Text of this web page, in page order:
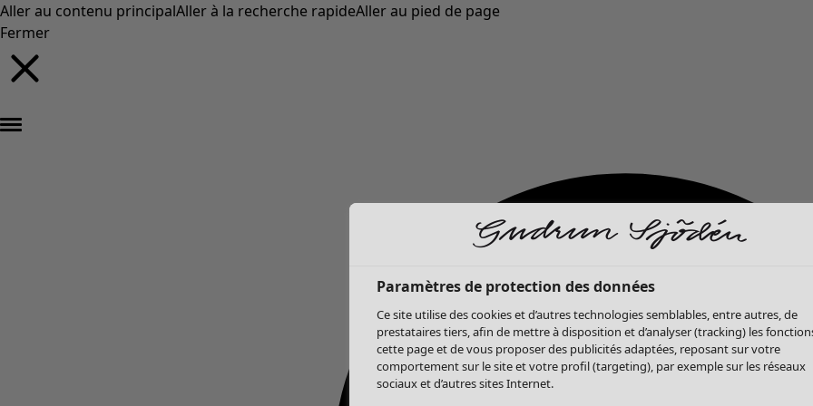
Aller au contenu principalAller à la recherche rapideAller au pied de page
Fermer
Paramètres de protection des données
Ce site utilise des cookies et d’autres technologies semblables, entre autres, de
prestataires tiers, afin de mettre à disposition et d’analyser (tracking) les
cette page et de vous proposer des publicités adaptées, reposant sur votre
comportement sur le site et votre profil (targeting), par exemple sur les réseaux
sociaux et d’autres sites Internet.